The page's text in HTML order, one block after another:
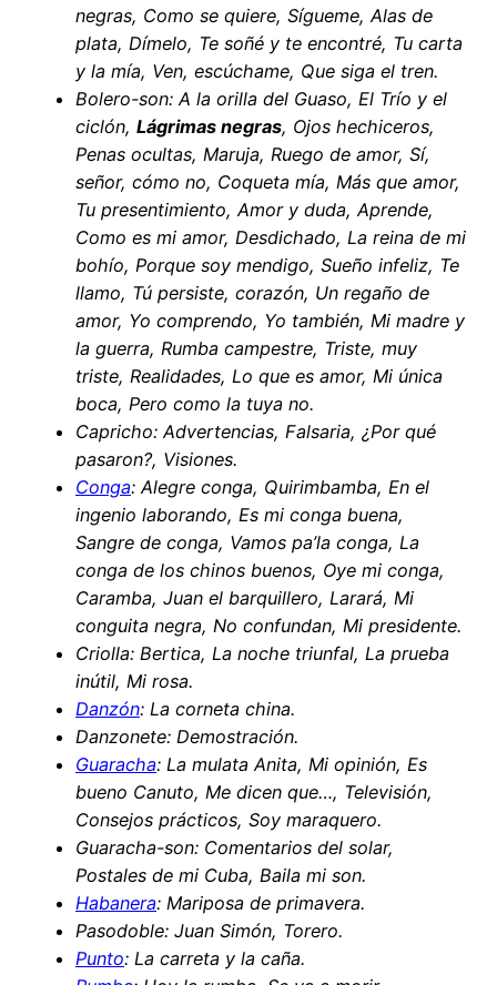
negras, Como se quiere, Sígueme, Alas de
plata, Dímelo, Te soñé y te encontré, Tu carta
y la mía, Ven, escúchame, Que siga el tren.
Bolero-son: A la orilla del Guaso, El Trío y el
ciclón, Lágrimas negras, Ojos hechiceros,
Penas ocultas, Maruja, Ruego de amor, Sí,
señor, cómo no, Coqueta mía, Más que amor,
Tu presentimiento, Amor y duda, Aprende,
Como es mi amor, Desdichado, La reina de mi
bohío, Porque soy mendigo, Sueño infeliz, Te
llamo, Tú persiste, corazón, Un regaño de
amor, Yo comprendo, Yo también, Mi madre y
la guerra, Rumba campestre, Triste, muy
triste, Realidades, Lo que es amor, Mi única
boca, Pero como la tuya no.
Capricho: Advertencias, Falsaria, ¿Por qué
pasaron?, Visiones.
Conga: Alegre conga, Quirimbamba, En el
ingenio laborando, Es mi conga buena,
Sangre de conga, Vamos pa’la conga, La
conga de los chinos buenos, Oye mi conga,
Caramba, Juan el barquillero, Larará, Mi
conguita negra, No confundan, Mi presidente.
Criolla: Bertica, La noche triunfal, La prueba
inútil, Mi rosa.
Danzón: La corneta china.
Danzonete: Demostración.
Guaracha: La mulata Anita, Mi opinión, Es
bueno Canuto, Me dicen que…, Televisión,
Consejos prácticos, Soy maraquero.
Guaracha-son: Comentarios del solar,
Postales de mi Cuba, Baila mi son.
Habanera: Mariposa de primavera.
Pasodoble: Juan Simón, Torero.
Punto: La carreta y la caña.